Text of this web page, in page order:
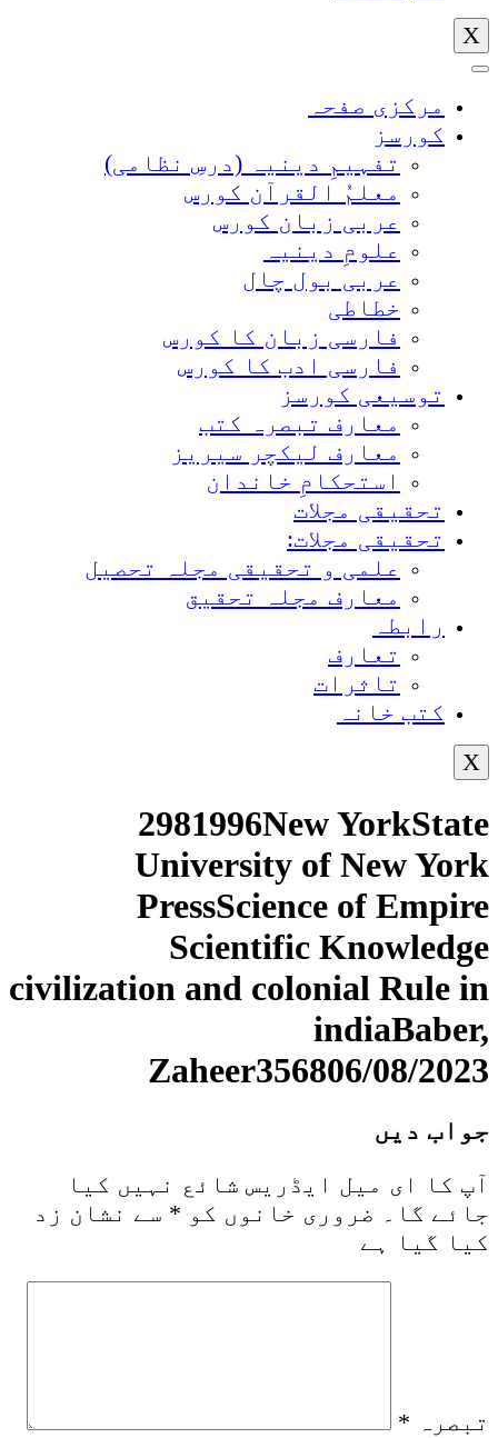
X
مرکزی صفحہ
کورسز
تفہیمِ دینیہ (درسِ نظامی)
معلمُ القرآن کورس
عربی زبان کورس
علومِ دینیہ
عربی بول چال
خطاطی
فارسی زبان کا کورس
فارسی ادب کا کورس
توسیعی کورسز
معارف تبصرہ کتب
معارف لیکچر سیریز
استحکامِ خاندان
تحقیقی مجلات
تحقیقی مجلات:
علمی و تحقیقی مجلہ تحصیل
معارف مجلہ تحقیق
رابطہ
تعارف
تاثرات
کتب خانہ
X
2981996New YorkState
University of New York
PressScience of Empire
Scientific Knowledge
civilization and colonial Rule in
indiaBaber,
Zaheer356806/08/2023
جواب دیں
آپ کا ای میل ایڈریس شائع نہیں کیا
جائے گا۔
ضروری خانوں کو * سے نشان زد
کیا گیا ہے
تبصرہ *